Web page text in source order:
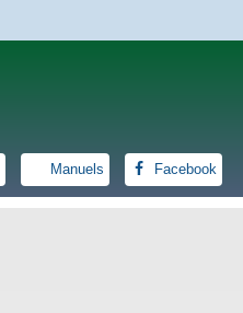
Manuels Facebook